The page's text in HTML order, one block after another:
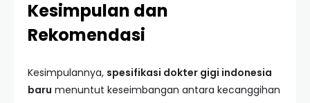
Kesimpulan dan
Rekomendasi
Kesimpulannya, spesifikasi dokter gigi indonesia
baru menuntut keseimbangan antara kecanggihan